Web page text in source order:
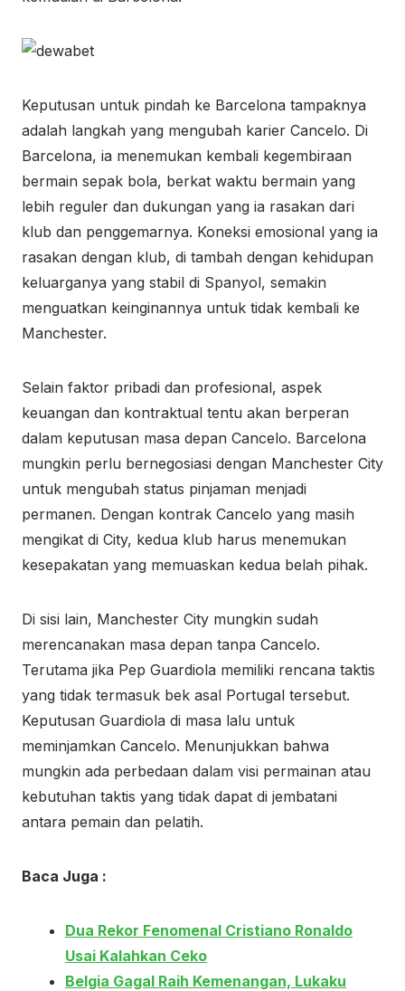
Keputusan untuk pindah ke Barcelona tampaknya
adalah langkah yang mengubah karier Cancelo. Di
Barcelona, ia menemukan kembali kegembiraan
bermain sepak bola, berkat waktu bermain yang
lebih reguler dan dukungan yang ia rasakan dari
klub dan penggemarnya. Koneksi emosional yang ia
rasakan dengan klub, di tambah dengan kehidupan
keluarganya yang stabil di Spanyol, semakin
menguatkan keinginannya untuk tidak kembali ke
Manchester.
Selain faktor pribadi dan profesional, aspek
keuangan dan kontraktual tentu akan berperan
dalam keputusan masa depan Cancelo. Barcelona
mungkin perlu bernegosiasi dengan Manchester City
untuk mengubah status pinjaman menjadi
permanen. Dengan kontrak Cancelo yang masih
mengikat di City, kedua klub harus menemukan
kesepakatan yang memuaskan kedua belah pihak.
Di sisi lain, Manchester City mungkin sudah
merencanakan masa depan tanpa Cancelo.
Terutama jika Pep Guardiola memiliki rencana taktis
yang tidak termasuk bek asal Portugal tersebut.
Keputusan Guardiola di masa lalu untuk
meminjamkan Cancelo. Menunjukkan bahwa
mungkin ada perbedaan dalam visi permainan atau
kebutuhan taktis yang tidak dapat di jembatani
antara pemain dan pelatih.
Baca Juga :
Dua Rekor Fenomenal Cristiano Ronaldo
Usai Kalahkan Ceko
Belgia Gagal Raih Kemenangan, Lukaku